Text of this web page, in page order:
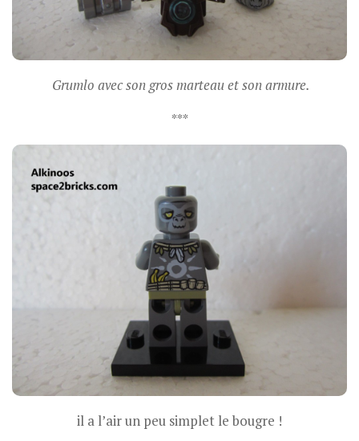
Grumlo avec son gros marteau et son armure.
***
il a l’air un peu simplet le bougre !